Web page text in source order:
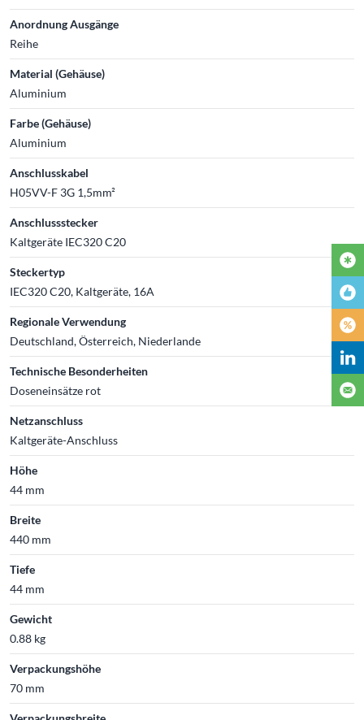
Anordnung Ausgänge
Reihe
Material (Gehäuse)
Aluminium
Farbe (Gehäuse)
Aluminium
Anschlusskabel
H05VV-F 3G 1,5mm²
Anschlussstecker
Kaltgeräte IEC320 C20
Steckertyp
IEC320 C20, Kaltgeräte, 16A
Regionale Verwendung
Deutschland, Österreich, Niederlande
Technische Besonderheiten
Doseneinsätze rot
Netzanschluss
Kaltgeräte-Anschluss
Höhe
44 mm
Breite
440 mm
Tiefe
44 mm
Gewicht
0.88 kg
Verpackungshöhe
70 mm